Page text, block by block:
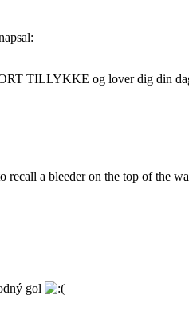
TILLYKKE og lover dig din
a bleeder on the top of the
gol